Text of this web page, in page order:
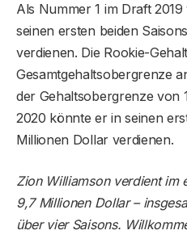
Als Nummer 1 im Draft
seinen ersten beiden
verdienen. Die Rookie-
Gesamtgehaltsobergrenze
der Gehaltsobergrenze von
2020 könnte er in seinen
Millionen Dollar verdienen.
Zion Williamson verdient im
9,7 Millionen Dollar –
über vier Saisons.